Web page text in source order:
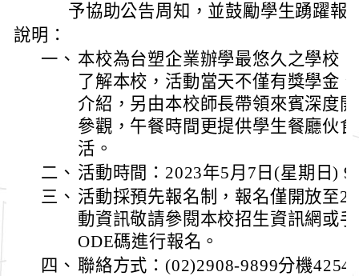
予協助公告周知，並鼓勵學生踴躍報
說明：
一、 本校為台塑企業辦學最悠久之學校
了解本校，活動當天不僅有獎學金
介紹，另由本校師長帶領來賓深度
參觀，午餐時間更提供學生餐廳伙
活。
二、 活動時間：2023年5月7日(星期日) 9
三、 活動採預先報名制，報名僅開放至
動資訊敬請參閱本校招生資訊網或
ODE碼進行報名。
四、 聯絡方式：(02)2908-9899分機